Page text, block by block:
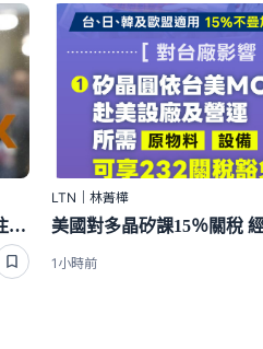
SK海力士將砸54兆韓元新建兩廠 押注記憶體需求一路熱至2029之後
LTN｜林菁樺
1小時前